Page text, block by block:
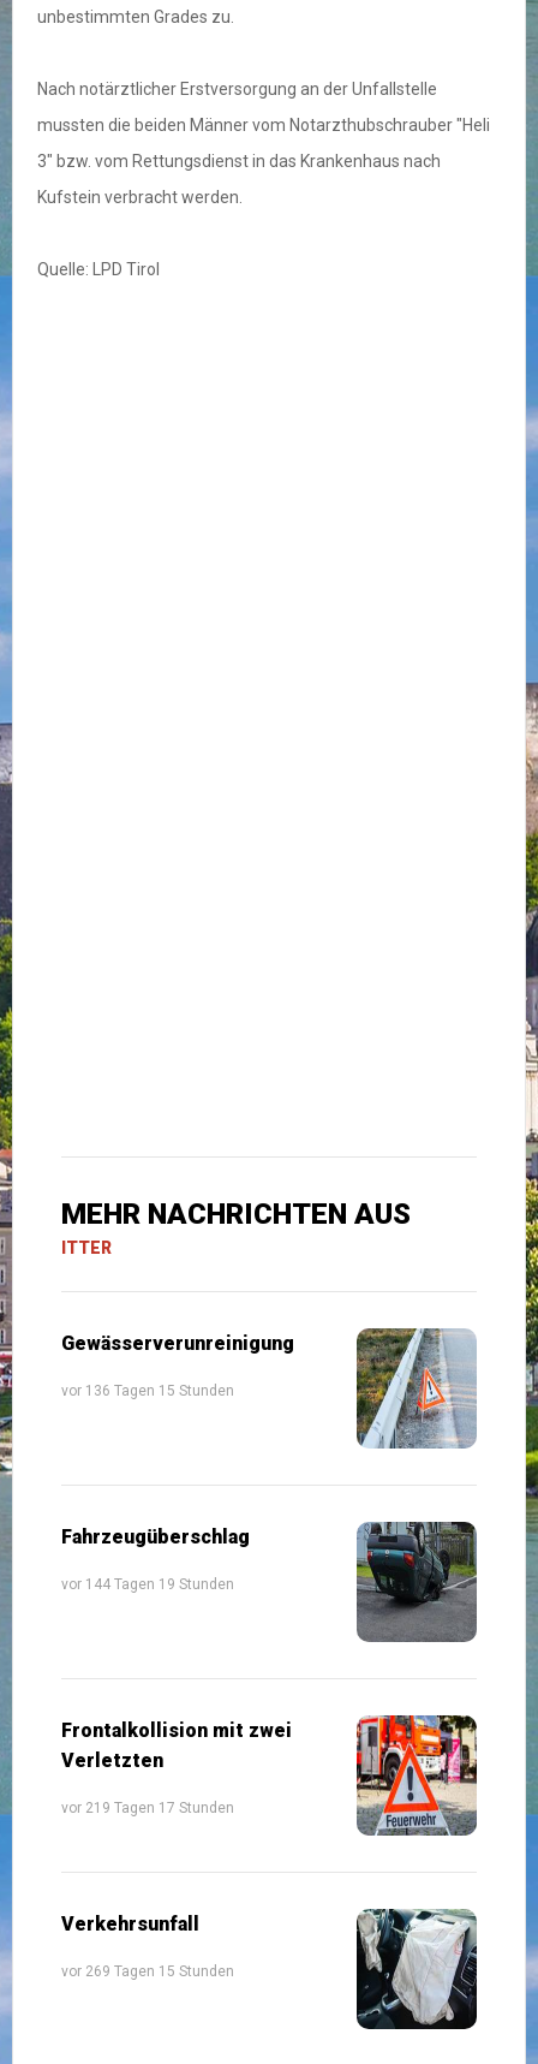
unbestimmten Grades zu.
Nach notärztlicher Erstversorgung an der Unfallstelle
mussten die beiden Männer vom Notarzthubschrauber "Heli
3" bzw. vom Rettungsdienst in das Krankenhaus nach
Kufstein verbracht werden.
Quelle: LPD Tirol
MEHR NACHRICHTEN AUS
ITTER
Gewässerverunreinigung
vor 136 Tagen 15 Stunden
Fahrzeugüberschlag
vor 144 Tagen 19 Stunden
Frontalkollision mit zwei
Verletzten
vor 219 Tagen 17 Stunden
Verkehrsunfall
vor 269 Tagen 15 Stunden